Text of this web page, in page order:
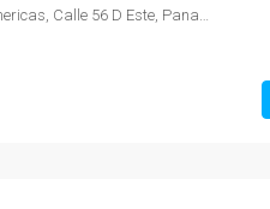
Torre de Las Americas, Torres de las Americas, Calle 56 D Este, Panamá